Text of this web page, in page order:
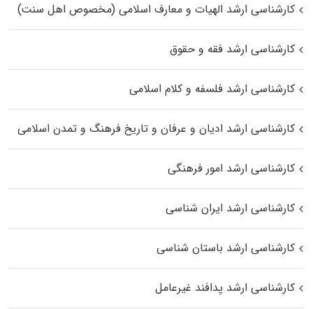
کارشناسی ارشد الهیات و معارف اسلامی (مخصوص اهل سنت)
کارشناسی ارشد فقه و حقوق
کارشناسی ارشد فلسفه و کلام اسلامی
کارشناسی ارشد ادیان و عرفان و تاریخ فرهنگ و تمدن اسلامی
کارشناسی ارشد امور فرهنگی
کارشناسی ارشد ایران شناسی
کارشناسی ارشد باستان شناسی
کارشناسی ارشد پدافند غیرعامل